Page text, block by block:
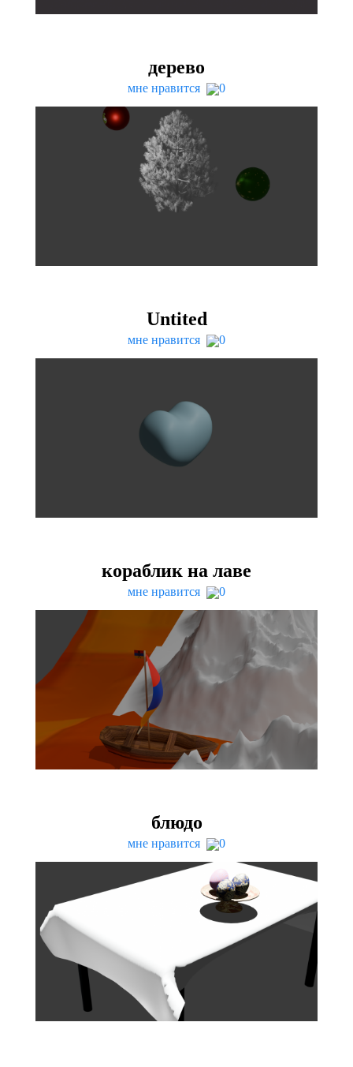
дерево
мне нравится 0
Untited
мне нравится 0
кораблик на лаве
мне нравится 0
блюдо
мне нравится 0